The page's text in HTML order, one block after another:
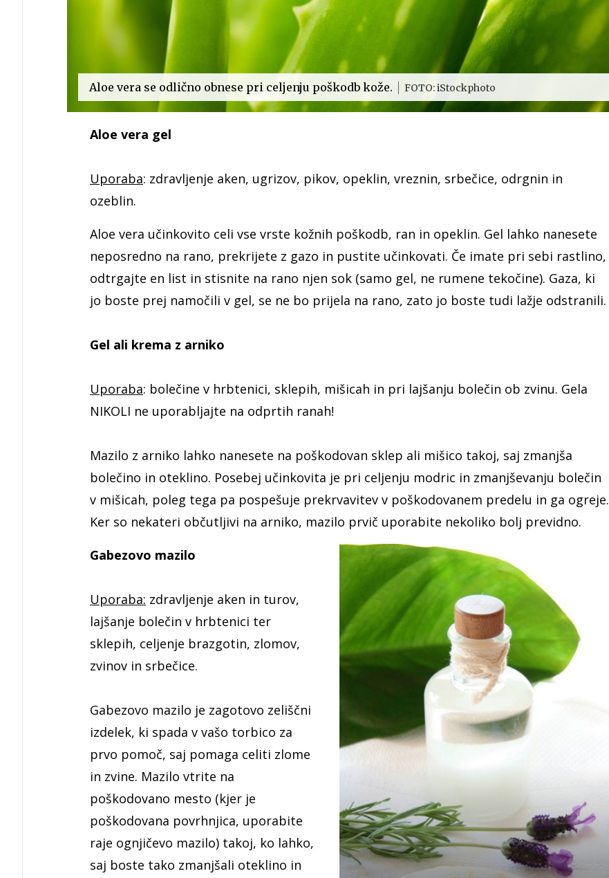
Aloe vera se odlično obnese pri celjenju poškodb kože. FOTO: iStockphoto
Aloe vera gel
Uporaba: zdravljenje aken, ugrizov, pikov, opeklin, vreznin, srbečice, odrgnin in
ozeblin.
Aloe vera učinkovito celi vse vrste kožnih poškodb, ran in opeklin. Gel lahko nanesete
neposredno na rano, prekrijete z gazo in pustite učinkovati. Če imate pri sebi rastlino,
odtrgajte en list in stisnite na rano njen sok (samo gel, ne rumene tekočine). Gaza, ki
jo boste prej namočili v gel, se ne bo prijela na rano, zato jo boste tudi lažje odstranili.
Gel ali krema z arniko
Uporaba: bolečine v hrbtenici, sklepih, mišicah in pri lajšanju bolečin ob zvinu. Gela
NIKOLI ne uporabljajte na odprtih ranah!
Mazilo z arniko lahko nanesete na poškodovan sklep ali mišico takoj, saj zmanjša
bolečino in oteklino. Posebej učinkovita je pri celjenju modric in zmanjševanju bolečin
v mišicah, poleg tega pa pospešuje prekrvavitev v poškodovanem predelu in ga ogreje.
Ker so nekateri občutljivi na arniko, mazilo prvič uporabite nekoliko bolj previdno.
Gabezovo mazilo
Uporaba: zdravljenje aken in turov,
lajšanje bolečin v hrbtenici ter
sklepih, celjenje brazgotin, zlomov,
zvinov in srbečice.
Gabezovo mazilo je zagotovo zeliščni
izdelek, ki spada v vašo torbico za
prvo pomoč, saj pomaga celiti zlome
in zvine. Mazilo vtrite na
poškodovano mesto (kjer je
poškodovana povrhnjica, uporabite
raje ognjičevo mazilo) takoj, ko lahko,
saj boste tako zmanjšali oteklino in